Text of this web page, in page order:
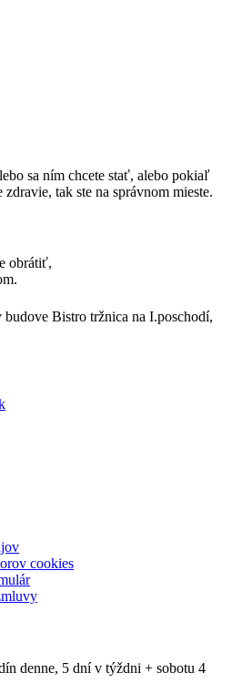
sa ním chcete stať, alebo pokiaľ
tak ste na správnom mieste.
obrátiť,
Bistro tržnica na I.poschodí,
cookies
denne, 5 dní v týždni + sobotu 4